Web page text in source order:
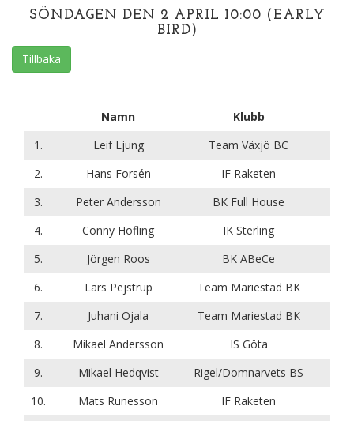
SÖNDAGEN DEN 2 APRIL 10:00 (EARLY
BIRD)
Tillbaka
Namn
Klubb
1.
Leif Ljung
Team Växjö BC
2.
Hans Forsén
IF Raketen
3.
Peter Andersson
BK Full House
4.
Conny Hofling
IK Sterling
5.
Jörgen Roos
BK ABeCe
6.
Lars Pejstrup
Team Mariestad BK
7.
Juhani Ojala
Team Mariestad BK
8.
Mikael Andersson
IS Göta
9.
Mikael Hedqvist
Rigel/Domnarvets BS
10.
Mats Runesson
IF Raketen